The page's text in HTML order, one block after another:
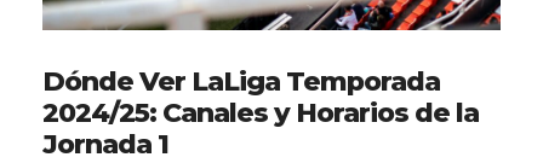
Dónde Ver LaLiga Temporada
2024/25: Canales y Horarios de la
Jornada 1